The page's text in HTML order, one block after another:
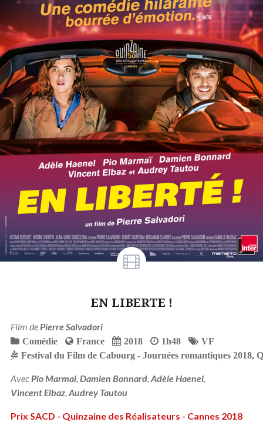
EN LIBERTE !
Film dePierre Salvadori
Comédie France 2018 1h48
VF
Festival du Film de Cabourg - Journées romantiques 2018,
AvecPio Marmai, Damien Bonnard, Adèle Haenel,
Vincent Elbaz, Audrey Tautou
Prix SACD - Quinzaine des Réalisateurs - Cannes 2018